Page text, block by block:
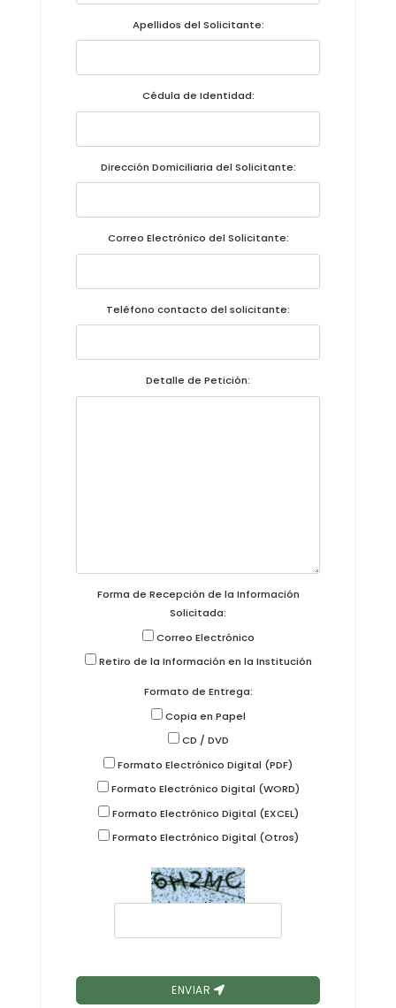
Convocatorias
Plan de desarrollo y Ordenamiento Territorial -
Convenios Institucionales
PRESUPUESTO: EJECUCIÓN Y REPORTES
Cédulas presupuestarias y balances
Procesos de contratación
Ejecución Presupuestaria
Apellidos del Solicitante:
Cédula de Identidad:
Dirección Domiciliaria del Solicitante:
Correo Electrónico del Solicitante:
Teléfono contacto del solicitante:
Detalle de Petición:
Forma de Recepción de la Información
Solicitada:
Correo Electrónico
Retiro de la Información en la Institución
Formato de Entrega:
Copia en Papel
CD / DVD
Formato Electrónico Digital (PDF)
Formato Electrónico Digital (WORD)
Formato Electrónico Digital (EXCEL)
Formato Electrónico Digital (Otros)
ENVIAR